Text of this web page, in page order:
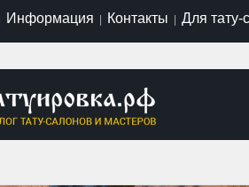
Информация Контакты Для тату-